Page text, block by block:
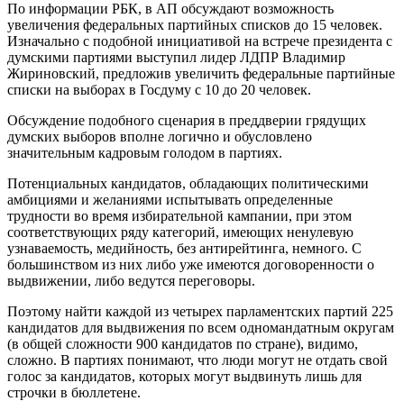
По информации РБК, в АП обсуждают возможность
увеличения федеральных партийных списков до 15 человек.
Изначально с подобной инициативой на встрече президента с
думскими партиями выступил лидер ЛДПР Владимир
Жириновский, предложив увеличить федеральные партийные
списки на выборах в Госдуму с 10 до 20 человек.
Обсуждение подобного сценария в преддверии грядущих
думских выборов вполне логично и обусловлено
значительным кадровым голодом в партиях.
Потенциальных кандидатов, обладающих политическими
амбициями и желаниями испытывать определенные
трудности во время избирательной кампании, при этом
соответствующих ряду категорий, имеющих ненулевую
узнаваемость, медийность, без антирейтинга, немного. С
большинством из них либо уже имеются договоренности о
выдвижении, либо ведутся переговоры.
Поэтому найти каждой из четырех парламентских партий 225
кандидатов для выдвижения по всем одномандатным округам
(в общей сложности 900 кандидатов по стране), видимо,
сложно. В партиях понимают, что люди могут не отдать свой
голос за кандидатов, которых могут выдвинуть лишь для
строчки в бюллетене.